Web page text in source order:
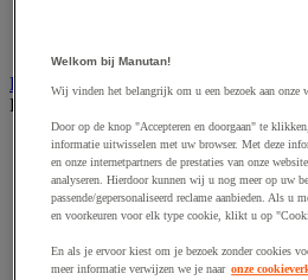
Elektrische toebehoren en verlichting
Bekijk de hele productgroep
Accessoires voor elektrisch
Batterij, oplader en kabel
Elektrische kabel
Elektrische uitrusting
Wandcontactdoos en schakelaar
Welkom bij Manutan!
Wij vinden het belangrijk om u een bezoek aan onze
Door op de knop "Accepteren en doorgaan" te
informatie uitwisselen met uw browser. Met deze
en onze internetpartners de prestaties van onze
analyseren. Hierdoor kunnen wij u nog meer op uw
passende/gepersonaliseerd reclame aanbieden. Als u
en voorkeuren voor elk type cookie, klikt u op
En als je ervoor kiest om je bezoek zonder cookies
meer informatie verwijzen we je naar onze